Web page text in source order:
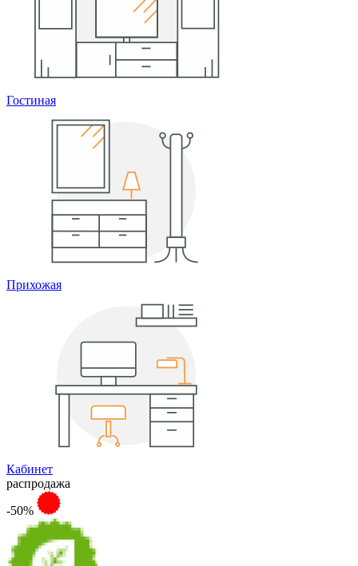
Гостиная
Прихожая
Кабинет
распродажа
-50%